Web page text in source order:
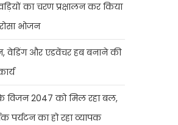
का चरण प्रक्षालन कर किया
भोजन
वेडिंग और एडवेंचर हब बनाने की
के विजन 2047 को मिल रहा बल,
पर्यटन का हो रहा व्यापक